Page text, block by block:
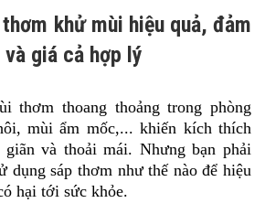
khử mùi hiệu quả, đảm
giá cả hợp lý
thơm thoang thoảng trong phòng
mùi ẩm mốc,... khiến kích thích
và thoải mái. Nhưng bạn phải
dụng sáp thơm như thế nào để hiệu
hại tới sức khỏe.